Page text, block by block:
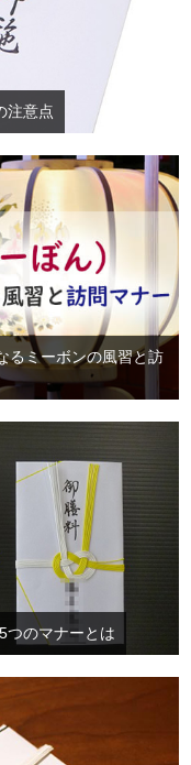
注意点
るミーボンの風習と訪
つのマナーとは